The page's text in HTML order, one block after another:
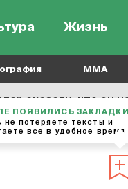
Жизнь
MMA
что он не сможет
ПОЯВИЛИСЬ ЗАКЛАДКИ
не потеряете тексты и
все в удобное время